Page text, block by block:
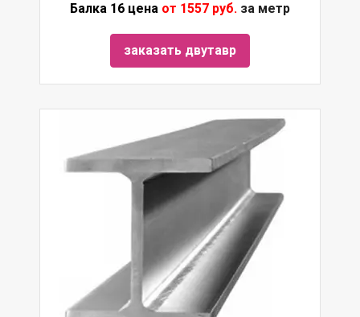
Балка 16 цена от 1557 руб. за метр
заказать двутавр